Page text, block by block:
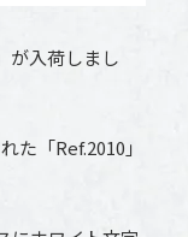
が入荷しまし
た「Ref.2010」